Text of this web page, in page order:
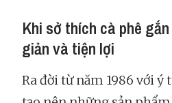
Khi sở thích cà phê
giản và tiện lợi
Ra đời từ năm 1986 với ý